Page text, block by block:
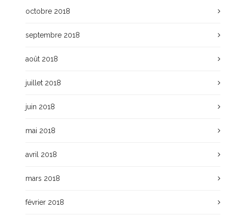
octobre 2018
septembre 2018
août 2018
juillet 2018
juin 2018
mai 2018
avril 2018
mars 2018
février 2018